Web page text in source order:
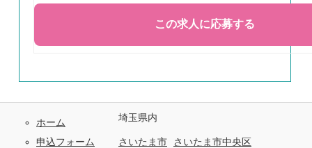
ホーム
申込フォーム
埼玉県内
さいたま市 さいたま市中央区